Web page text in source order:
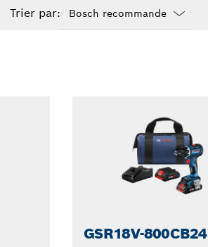
Trier par:
GSR18V-800CB24